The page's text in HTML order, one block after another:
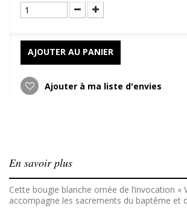
AJOUTER AU PANIER
Ajouter à ma liste d'envies
En savoir plus
Cette bougie blanche ornée de l’invocation «
accompagne les sacrements du baptême et